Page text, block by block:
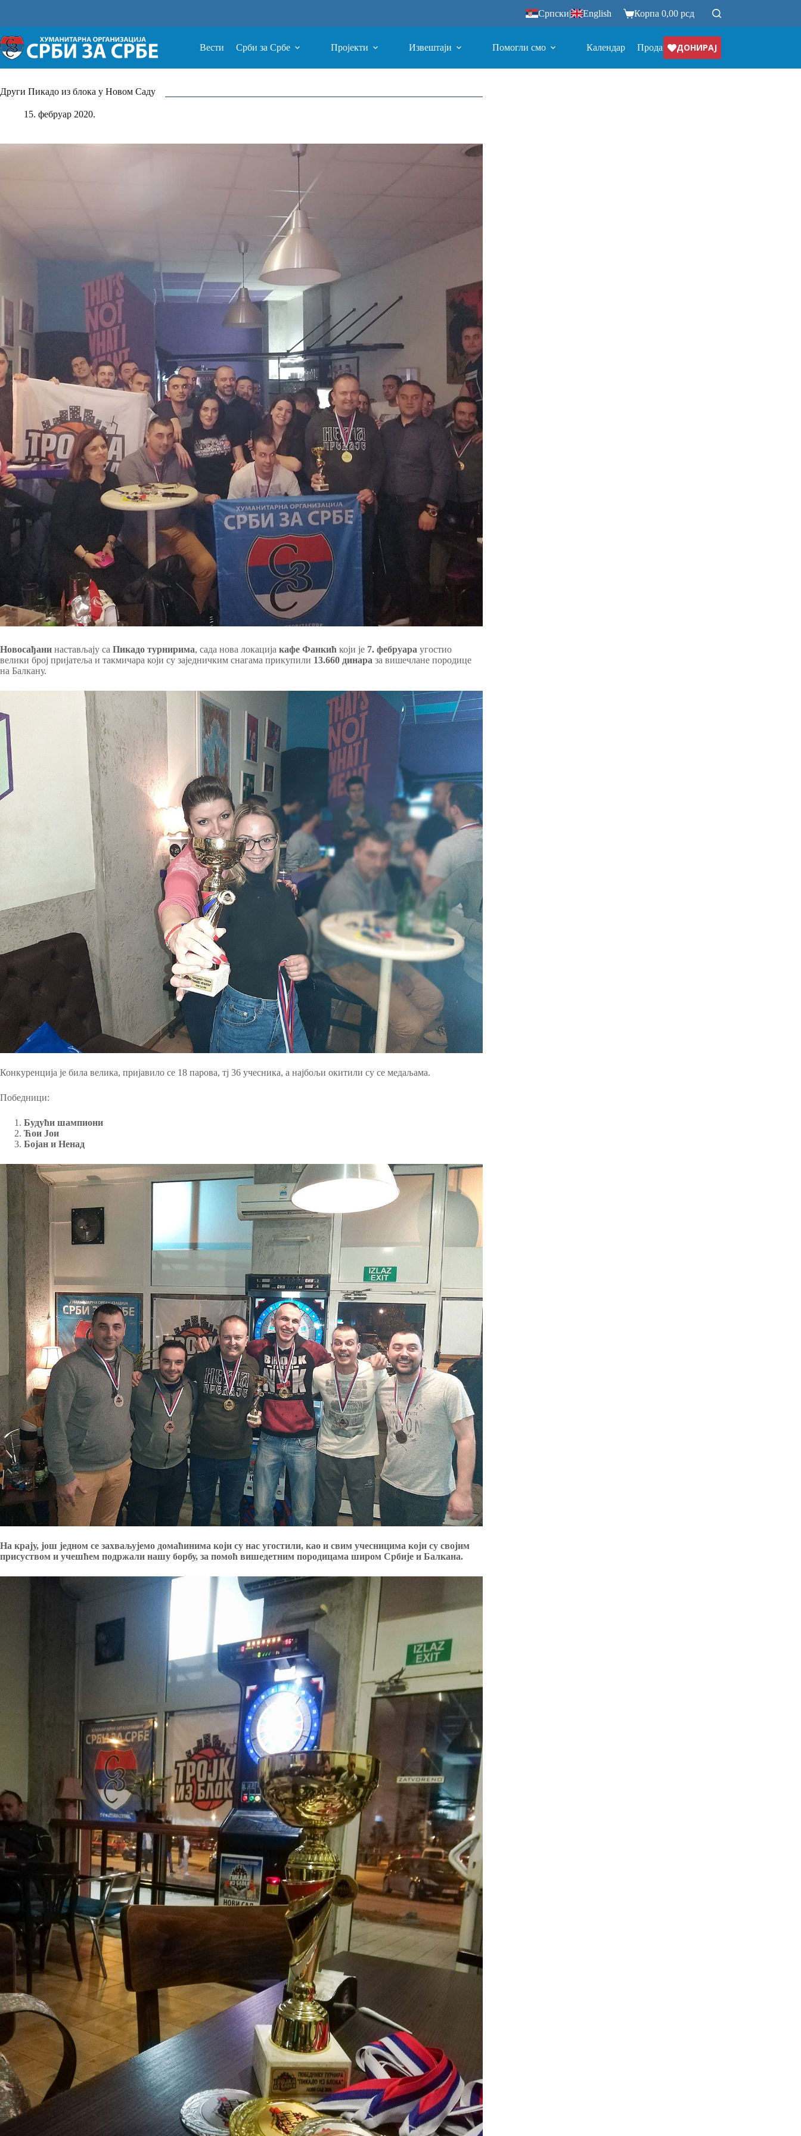
Српски| English Корпа 0,00 рсд
Вести Срби за Србе Пројекти Извештаји Помогли смо Календар ПродавницаДОНИРАЈ
Други Пикадо из блока у Новом Саду
15. фебруар 2020.
Новосађани настављају са Пикадо турнирима, сада нова локација кафе Фанкић који је 7. фебруара угостио
велики број пријатеља и такмичара који су заједничким снагама прикупили 13.660 динара за вишечлане породице
на Балкану.
Конкуренција је била велика, пријавило се 18 парова, тј 36 учесника, а најбољи окитили су се медаљама.
Победници:
Будући шампиони
Ћои Јои
Бојан и Ненад
На крају, још једном се захваљујемо домаћинима који су нас угостили, као и свим учесницима који су својим
присуством и учешћем подржали нашу борбу, за помоћ вишедетним породицама широм Србије и Балкана.